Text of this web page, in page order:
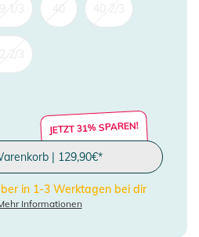
JETZT 31% SPAREN!
| 129,90€*
in 1-3 Werktagen bei dir
Informationen